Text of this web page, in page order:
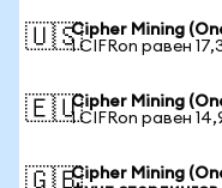
🇺🇸Cipher Mining
1 CIFRon равен
🇪🇺Cipher Mining
1 CIFRon равен
🇬🇧Cipher Mining